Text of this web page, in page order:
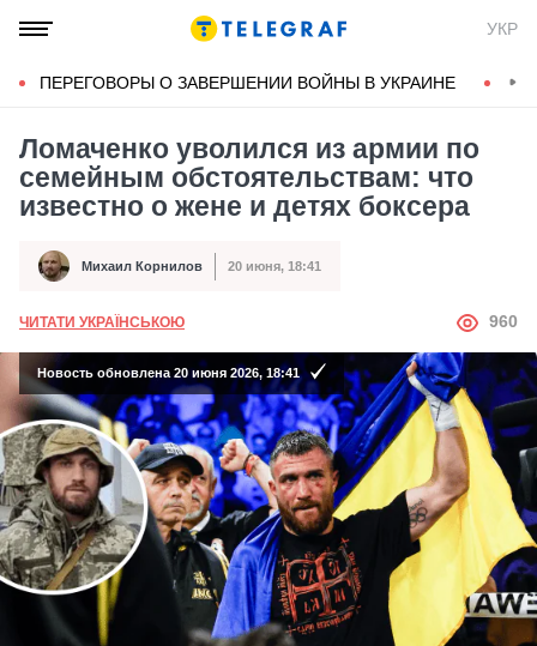
УКР
ПЕРЕГОВОРЫ О ЗАВЕРШЕНИИ ВОЙНЫ В УКРАИНЕ
Ломаченко уволился из армии по
семейным обстоятельствам: что
известно о жене и детях боксера
Автор Михаил Корнилов
Дата публикации 20 июня, 18:41
ЧИТАТИ УКРАЇНСЬКОЮ АВТОР
960
Новость обновлена 20 июня 2026, 18:41